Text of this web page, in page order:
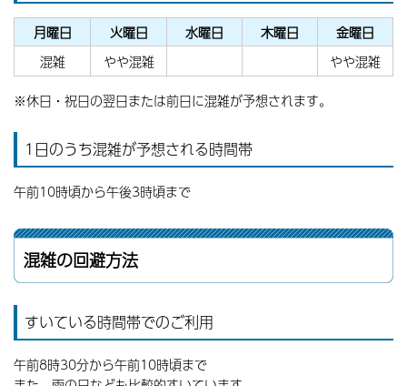
月曜日 火曜日 水曜日 木曜日
金曜日
混雑
やや混雑
やや混雑
※休日・祝日の翌日または前日に混雑が予想されます。
1日のうち混雑が予想される時間帯
午前10時頃から午後3時頃まで
混雑の回避方法
すいている時間帯でのご利用
午前8時30分から午前10時頃まで